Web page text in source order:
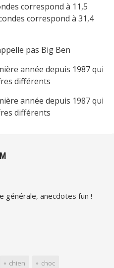
correspond à 11,5
correspond à 31,4
pas Big Ben
année depuis 1987 qui
différents
année depuis 1987 qui
différents
générale, anecdotes fun !
chien choc